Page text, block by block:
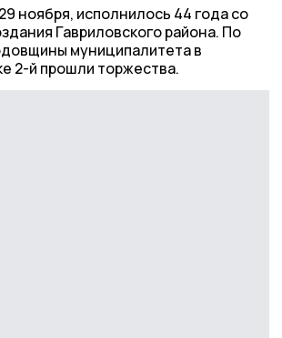
ноября, исполнилось 44 года со
Гавриловского района. По
муниципалитета в
2-й прошли торжества.